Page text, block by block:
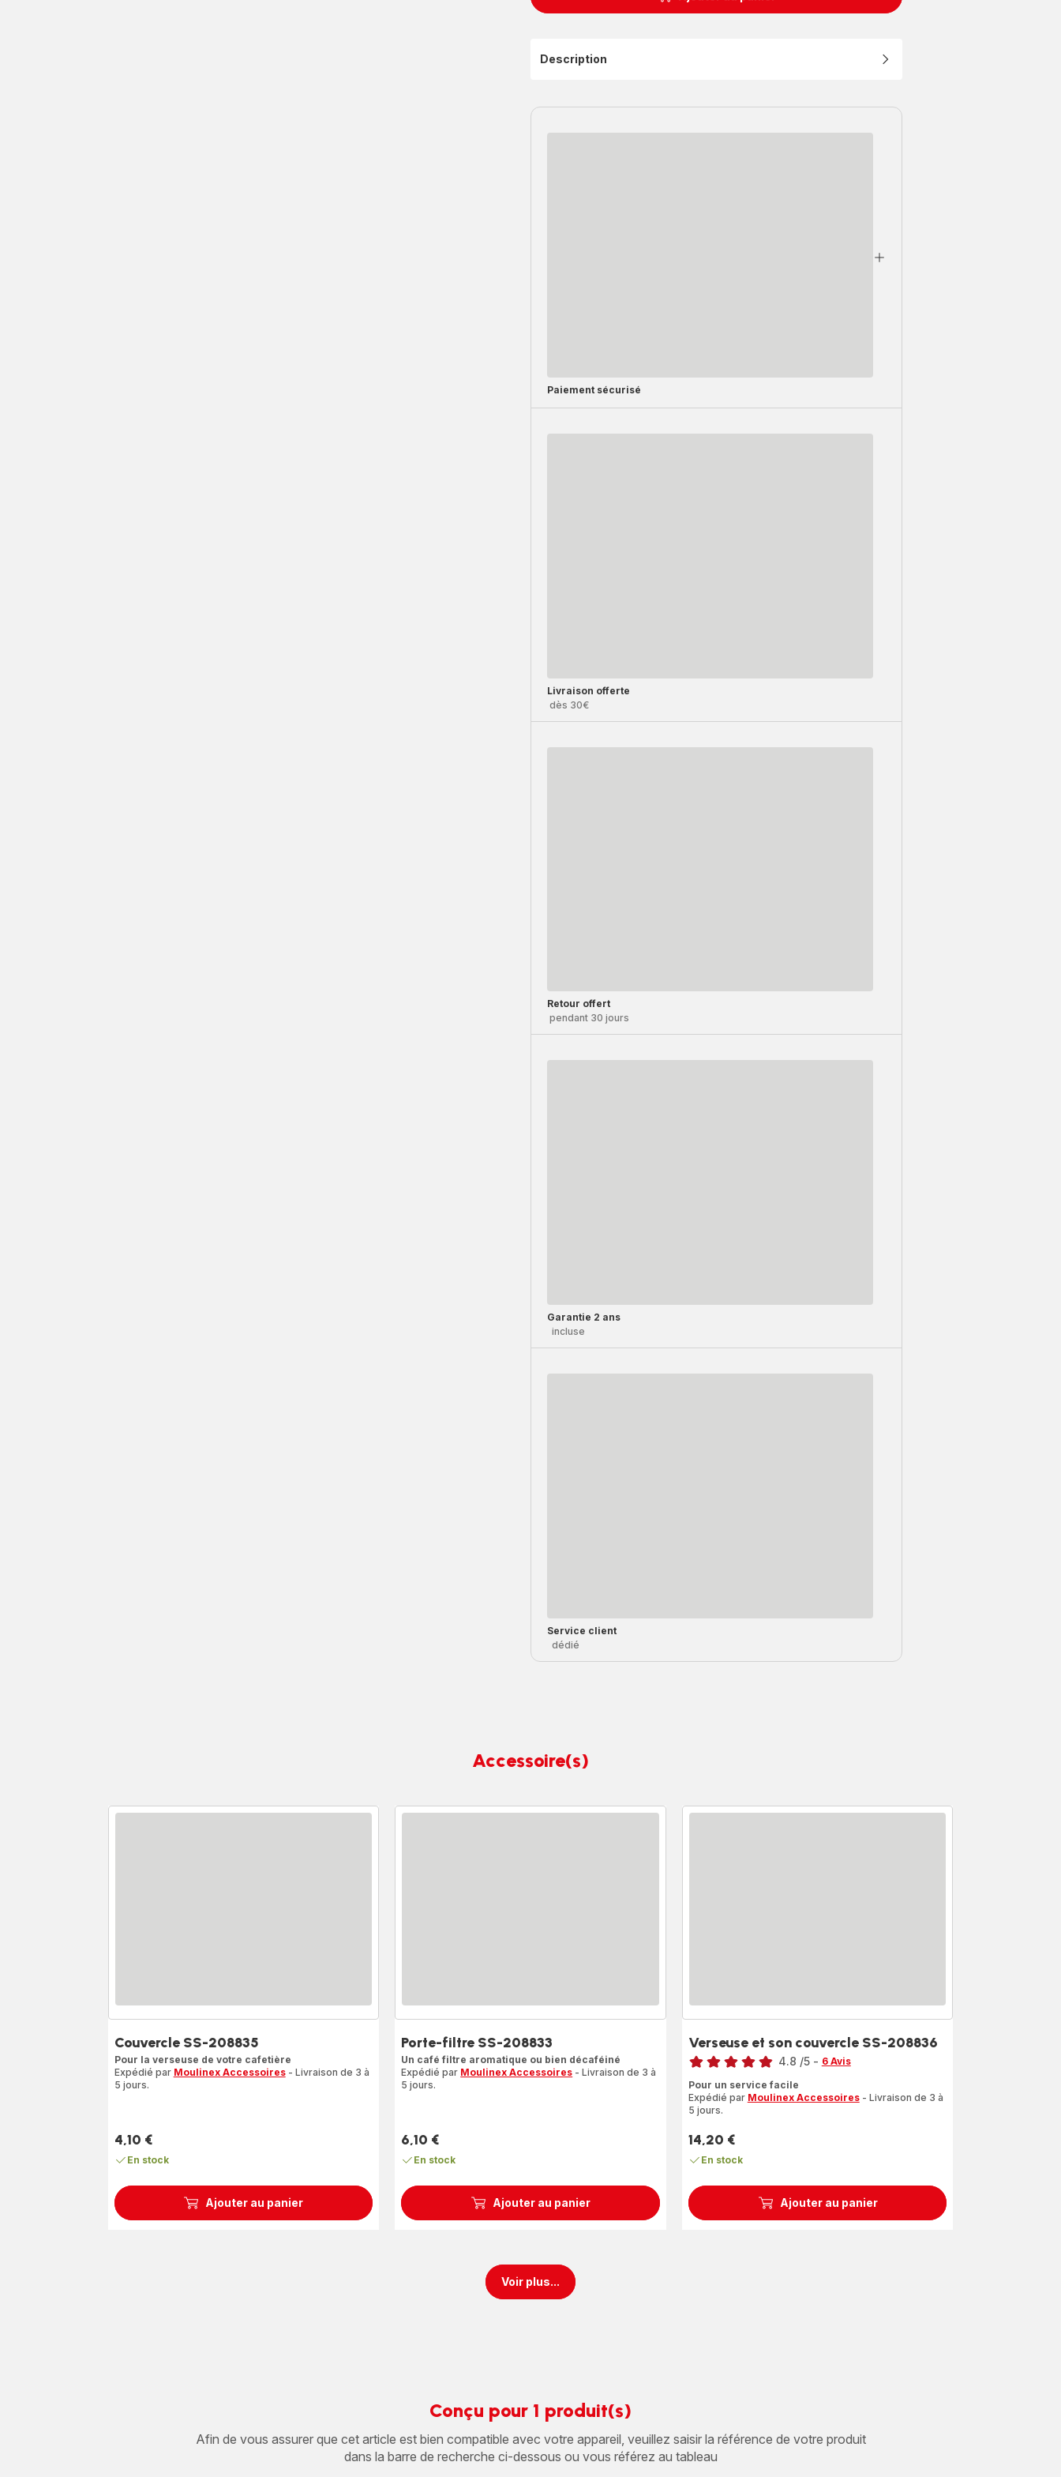
Description
Paiement sécurisé
Livraison offerte
dès 30€
Retour offert
pendant 30 jours
Garantie 2 ans
incluse
Service client
dédié
Accessoire(s)
Ajouter au panier
Couvercle SS-208835
Pour la verseuse de votre cafetière
Expédié par Moulinex Accessoires- Livraison de 3 à
5 jours.
Prix
4,10 €
En stock
Ajouter au panier
Porte-filtre SS-208833
Un café filtre aromatique ou bien décaféiné
Expédié par Moulinex Accessoires - Livraison de 3 à
5 jours.
Prix
6,10 €
En stock
Ajouter au panier
Verseuse et son couvercle SS-208836
Note
4.8 /5 - 6 Avis
Pour un service facile
Expédié par Moulinex Accessoires- Livraison de 3 à
5 jours.
Prix
14,20 €
En stock
Voir plus...
Conçu pour 1 produit(s)
Afin de vous assurer que cet article est bien compatible avec votre appareil, veuillez saisir la référence de votre produit
dans la barre de recherche ci-dessous ou vous référez au tableau